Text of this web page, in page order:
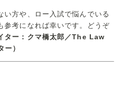
い方や、ロー入試で悩んでいる
参考になれば幸いです。どうぞ
ター：クマ橋太郎／The Law
）